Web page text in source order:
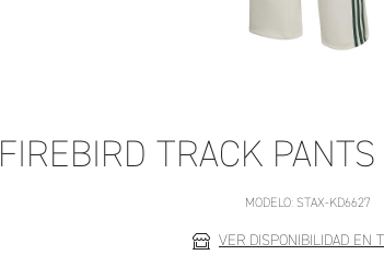
FIREBIRD TRACK
MODELO: STAX-KD6627
VER DISPONIBILIDAD EN